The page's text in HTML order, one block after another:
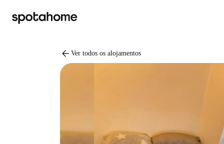
arrow_back Ver todos os alojamentos